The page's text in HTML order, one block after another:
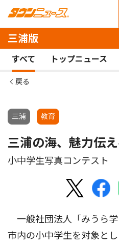
三浦版
すべて トップニュース
戻る
三浦 教育
三浦の海、魅力伝
小中学生写真コンテスト
一般社団法人「みうら学
市内の小中学生を対象と